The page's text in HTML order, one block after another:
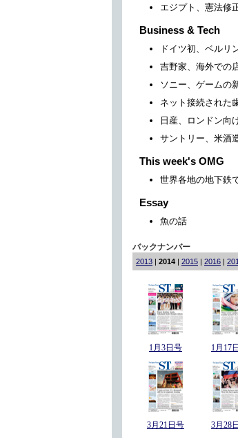
エジプト、憲法修
Business & Tech
ドイツ初、ベルリ
吉野家、海外での
ソニー、ゲームの
ネット接続された
日産、ロンドン向
サントリー、米酒
This week's OMG
世界各地の地下鉄
Essay
魚の話
バックナンバー
2013 | 2014 | 2015 | 2016 |
1月3日号 1月17
3月21日号 3月28